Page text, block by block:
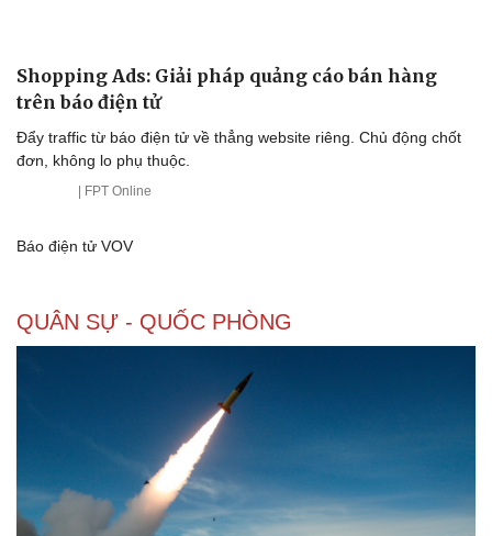
Shopping Ads: Giải pháp quảng cáo bán hàng
trên báo điện tử
Đẩy traffic từ báo điện tử về thẳng website riêng. Chủ động chốt
| FPT Online
Báo điện tử VOV